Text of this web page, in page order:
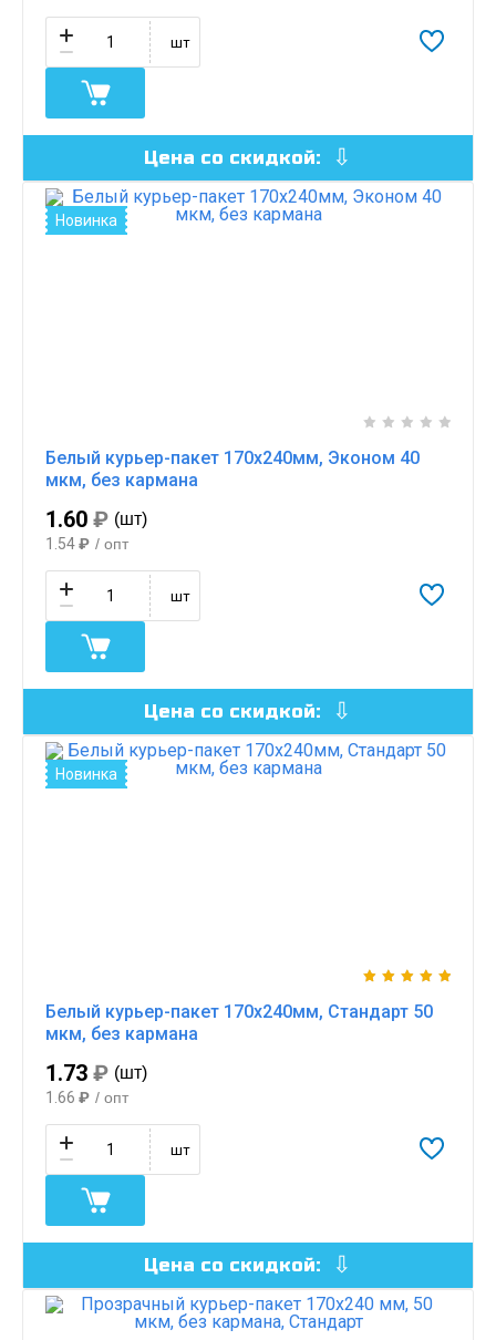
шт
Цена со скидкой:
Новинка
Белый курьер-пакет 170х240мм, Эконом 40
мкм, без кармана
1.60 ₽ (шт)
1.54₽ / опт
шт
Цена со скидкой:
Новинка
Белый курьер-пакет 170х240мм, Стандарт 50
мкм, без кармана
1.73 ₽ (шт)
1.66 ₽ / опт
шт
Цена со скидкой: